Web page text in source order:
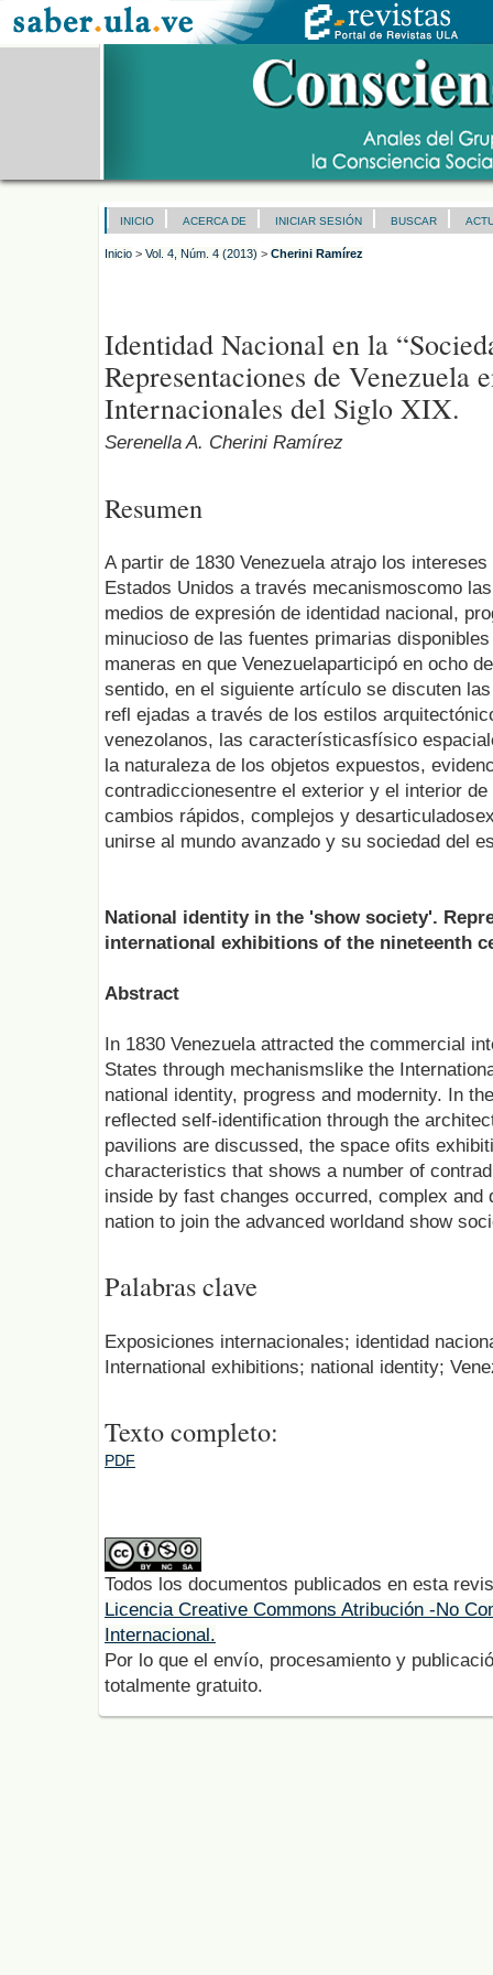
INICIO ACERCA DE INICIAR SESIÓN BUSCAR
Inicio > Vol. 4, Núm. 4 (2013) > Cherini Ramírez
Identidad Nacional en la
Representaciones de Venezuela
Internacionales del Siglo XIX.
Serenella A. Cherini Ramírez
Resumen
A partir de 1830 Venezuela atrajo los
Estados Unidos a través mecanismoscomo
medios de expresión de identidad nacional,
minucioso de las fuentes primarias
maneras en que Venezuelaparticipó en ocho
sentido, en el siguiente artículo se discuten
refl ejadas a través de los estilos
venezolanos, las característicasfísico
la naturaleza de los objetos expuestos,
contradiccionesentre el exterior y el interior
cambios rápidos, complejos y
unirse al mundo avanzado y su sociedad del
National identity in the 'show society'.
international exhibitions of the nineteenth
Abstract
In 1830 Venezuela attracted the commercial
States through mechanismslike the
national identity, progress and modernity. In
reflected self-identification through the
pavilions are discussed, the space ofits
characteristics that shows a number of
inside by fast changes occurred, complex and
nation to join the advanced worldand show
Palabras clave
Exposiciones internacionales; identidad
International exhibitions; national identity;
Texto completo:
PDF
Todos los documentos publicados en esta
Licencia Creative Commons Atribución -No
Internacional.
Por lo que el envío, procesamiento y
totalmente gratuito.